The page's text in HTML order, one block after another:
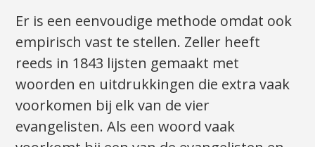
Er is een eenvoudige methode omdat ook
empirisch vast te stellen. Zeller heeft
reeds in 1843 lijsten gemaakt met
woorden en uitdrukkingen die extra vaak
voorkomen bij elk van de vier
evangelisten. Als een woord vaak